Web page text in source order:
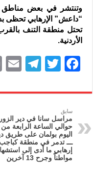
وتنتشر في بعض مناطق
“داعش” الإرهابي تحظى
تحتل منطقة التنف
الأردنية.
F
c
e
b
o
o
T
itt
er
T
e
gr
a
m
سابق
مراسل سانا في دير
حوالي الساعة الرابعة
اليوم بولمان على طريق
ـــ تدمر في منطقة
مواطناً وجرح 13 آخرين